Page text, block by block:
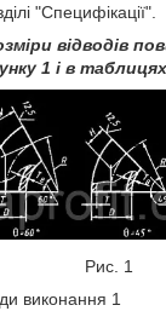
"Специфікації".
відводів
1 і в таблицях
Рис. 1
виконання 1